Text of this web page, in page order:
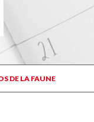
DE LA FAUNE